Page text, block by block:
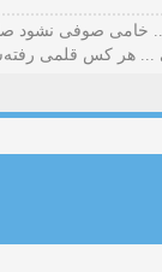
... خامی صوفی نشود
... هر کس قلمی